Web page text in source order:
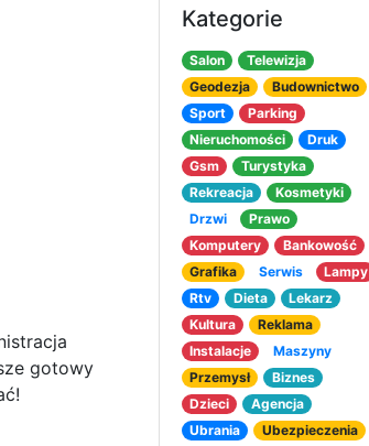
gotowy
Kategorie
Salon
Telewizja
Geodezja
Budownictwo
Sport
Parking
Nieruchomości
Druk
Gsm
Turystyka
Rekreacja
Kosmetyki
Drzwi
Prawo
Komputery
Bankowość
Grafika
Serwis
Lampy
Rtv
Dieta
Lekarz
Kultura
Reklama
Instalacje
Maszyny
Przemysł
Biznes
Dzieci
Agencja
Ubrania
Ubezpieczenia